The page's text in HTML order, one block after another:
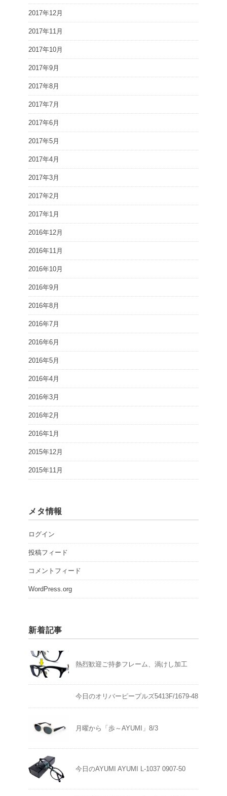
2017年12月
2017年11月
2017年10月
2017年9月
2017年8月
2017年7月
2017年6月
2017年5月
2017年4月
2017年3月
2017年2月
2017年1月
2016年12月
2016年11月
2016年10月
2016年9月
2016年8月
2016年7月
2016年6月
2016年5月
2016年4月
2016年3月
2016年2月
2016年1月
2015年12月
2015年11月
メタ情報
ログイン
投稿フィード
コメントフィード
WordPress.org
新着記事
熱烈歓迎ご持参フレーム、渦けし加工
今日のオリバーピープルズ5413F/1679-48
月曜から「歩～AYUMI」8/3
今日のAYUMI AYUMI L-1037 0907-50